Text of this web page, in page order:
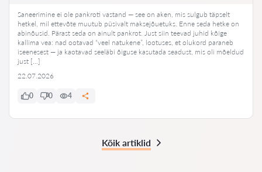
Saneerimine ei ole pankroti vastand — see on aken, mis sulgub täpselt
hetkel, mil ettevõte muutub püsivalt maksejõuetuks. Enne seda hetke on
abinõusid. Pärast seda on ainult pankrot. Just siin teevad juhid kõige
kallima vea: nad ootavad “veel natukene”, lootuses, et olukord paraneb
iseenesest — ja kaotavad seeläbi õiguse kasutada seadust, mis oli mõeldud
just […]
22.07.2026
0 0 4
Kõik artiklid